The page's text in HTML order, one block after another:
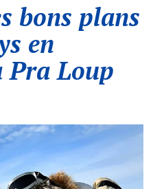
bons plans
en
Pra Loup